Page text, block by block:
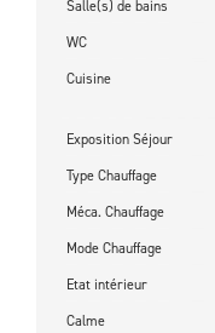
Salle(s) de bains
WC
Cuisine
Exposition Séjour
Type Chauffage
Méca. Chauffage
Mode Chauffage
Etat intérieur
Calme